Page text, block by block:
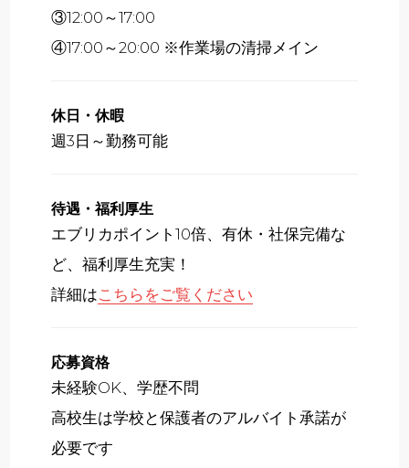
③12:00～17:00
④17:00～20:00 ※作業場の清掃メイン
休日・休暇
週3日～勤務可能
待遇・福利厚生
エブリカポイント10倍、有休・社保完備な
ど、福利厚生充実！
詳細はこちらをご覧ください
応募資格
未経験OK、学歴不問
高校生は学校と保護者のアルバイト承諾が
必要です